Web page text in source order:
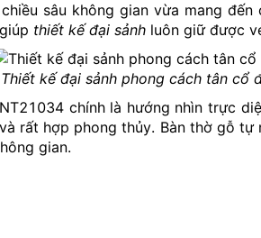
sâu không gian vừa mang
thiết kế đại sảnh luôn giữ được
Thiết kế đại sảnh phong cách tân cổ
chính là hướng nhìn trực
rất hợp phong thủy. Bàn thờ gỗ
gian.